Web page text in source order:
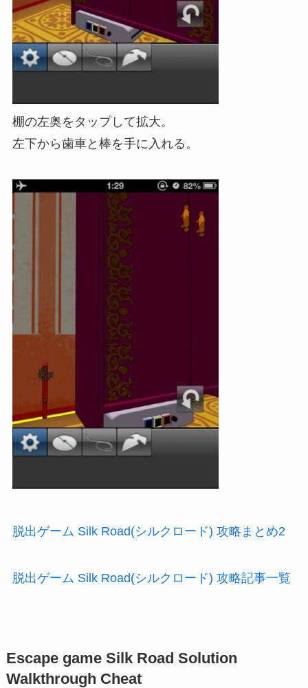
棚の左奥をタップして拡大。
左下から歯車と棒を手に入れる。
脱出ゲーム Silk Road(シルクロード) 攻略まとめ2
脱出ゲーム Silk Road(シルクロード) 攻略記事一覧
Escape game Silk Road Solution
Walkthrough Cheat